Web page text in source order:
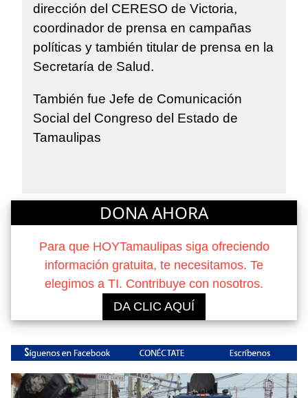
dirección del CERESO de Victoria,
coordinador de prensa en campañas
políticas y también titular de prensa en la
Secretaría de Salud.
También fue Jefe de Comunicación
Social del Congreso del Estado de
Tamaulipas
DONA AHORA
Para que HOYTamaulipas siga ofreciendo
información gratuita, te necesitamos. Te
elegimos a TI. Contribuye con nosotros.
DA CLIC AQUÍ